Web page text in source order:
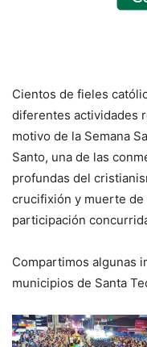
Cientos de fieles
diferentes actividades
motivo de la Semana
Santo, una de las
profundas del
crucifixión y muerte de
participación
Compartimos algunas
municipios de Santa